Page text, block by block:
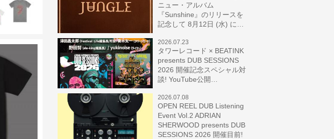
ニュー・アルバム
『Sunshine』のリリースを
記念して 8月12日 (水) に…
2026.07.23
タワーレコード × BEATINK
presents DUB SESSIONS
2026 開催記念スペシャル対
談! YouTube公開…
2026.07.08
OPEN REEL DUB Listening
Event Vol.2 ADRIAN
SHERWOOD presents DUB
SESSIONS 2026 開催目前!